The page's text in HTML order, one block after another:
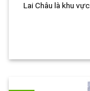
Lai Châu là khu